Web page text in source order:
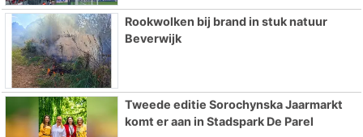
Rookwolken bij brand in stuk natuur
Beverwijk
Tweede editie Sorochynska Jaarmarkt
komt er aan in Stadspark De Parel